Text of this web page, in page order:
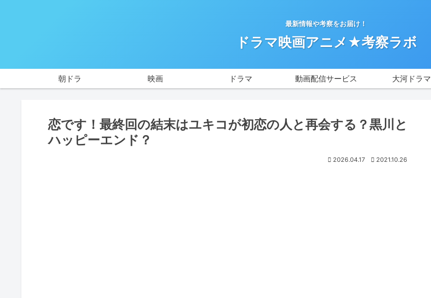
最新情報や考察をお届け！
ドラマ映画アニメ★考察ラボ
朝ドラ 映画 ドラマ 動画配信サービス 大河ドラマ
恋です！最終回の結末はユキコが初恋の人と再会する？黒川と
ハッピーエンド？
2026.04.17 2021.10.26